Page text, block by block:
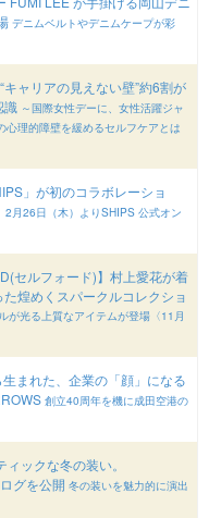
デニムベルトやデニムケープが彩
ャリアの見えない壁”約6割が
識 ～国際女性デーに、女性活躍ジャ
理的障壁を緩めるセルフケアとは
」が初のコラボレーショ
2月26日（木）よりSHIPS 公式オン
セルフォード)】村上愛花が着
煌めくスパークルコレクショ
が光る上質なアイテムが登場〈11月
まれた、企業の「顔」になる
創立40周年を機に成田空港の
ックな冬の装い。
グを公開 冬の装いを魅力的に演出